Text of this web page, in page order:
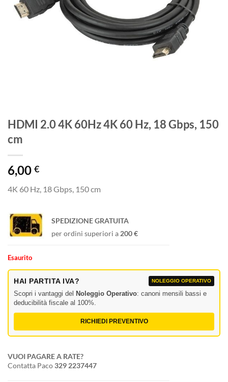
HDMI 2.0 4K 60Hz 4K 60 Hz, 18 Gbps, 150
cm
6,00 €
4K 60 Hz, 18 Gbps, 150 cm
SPEDIZIONE GRATUITA
per ordini superiori a 200 €
Esaurito
HAI PARTITA IVA? NOLEGGIO OPERATIVO
Scopri i vantaggi del Noleggio Operativo: canoni mensili bassi e
deducibilità fiscale al 100%.
RICHIEDI PREVENTIVO
VUOI PAGARE A RATE?
Contatta Paco329 2237447